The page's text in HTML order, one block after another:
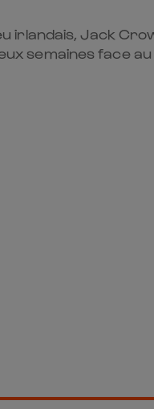
irlandais, Jack
semaines face au